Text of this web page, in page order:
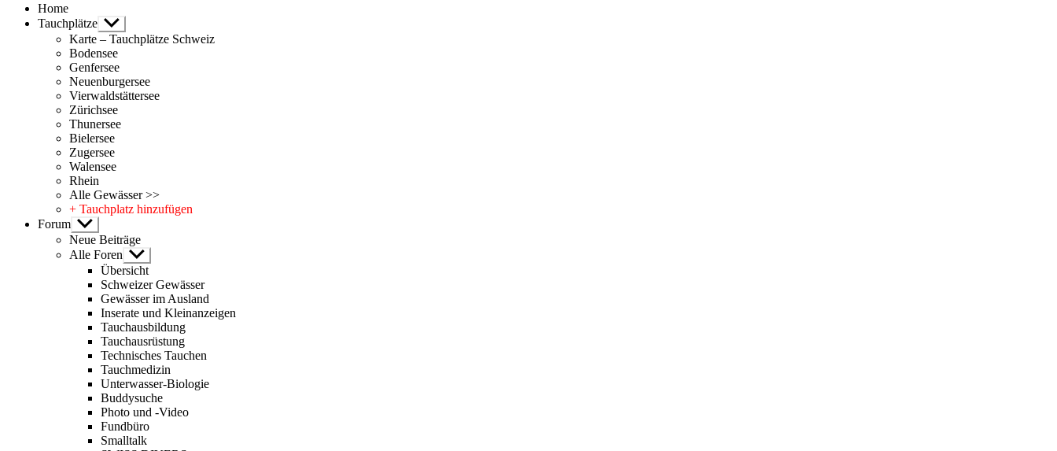
Home
Tauchplätze Untermenü
anzeigen
Karte – Tauchplätze Schweiz
Bodensee
Genfersee
Neuenburgersee
Vierwaldstättersee
Zürichsee
Thunersee
Bielersee
Zugersee
Walensee
Rhein
Alle Gewässer >>
+ Tauchplatz hinzufügen
Forum Untermenü
anzeigen
Neue Beiträge
Alle Foren Untermenü
anzeigen
Übersicht
Schweizer Gewässer
Gewässer im Ausland
Inserate und Kleinanzeigen
Tauchausbildung
Tauchausrüstung
Technisches Tauchen
Tauchmedizin
Unterwasser-Biologie
Buddysuche
Photo und -Video
Fundbüro
Smalltalk